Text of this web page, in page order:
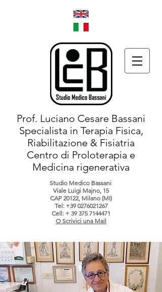
Prof. Luciano Cesare Bassani
Specialista in Terapia Fisica,
Riabilitazione & Fisiatria
Centro di Proloterapia e
Medicina rigenerativa
Studio Medico Bassani
Viale Luigi Majno, 15
CAP 20122, Milano (MI)
Tel: +39 0276021267
Cell: + 39 375 7144471
O Scrivici una Mail